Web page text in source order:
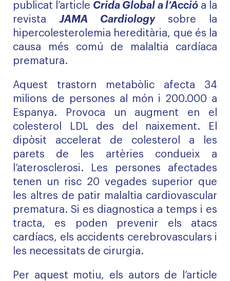
publicat l’article Crida Global a l’Accióa la
revista JAMA Cardiology sobre la
hipercolesterolemia hereditària, que és la
causa més comú de malaltia cardíaca
prematura.
Aquest trastorn metabòlic afecta 34
milions de persones al món i 200.000 a
Espanya. Provoca un augment en el
colesterol LDL des del naixement. El
dipòsit accelerat de colesterol a les
parets de les artèries condueix a
l’aterosclerosi. Les persones afectades
tenen un risc 20 vegades superior que
les altres de patir malaltia cardiovascular
prematura. Si es diagnostica a temps i es
tracta, es poden prevenir els atacs
cardíacs, els accidents cerebrovasculars i
les necessitats de cirurgia.
Per aquest motiu, els autors de l’article